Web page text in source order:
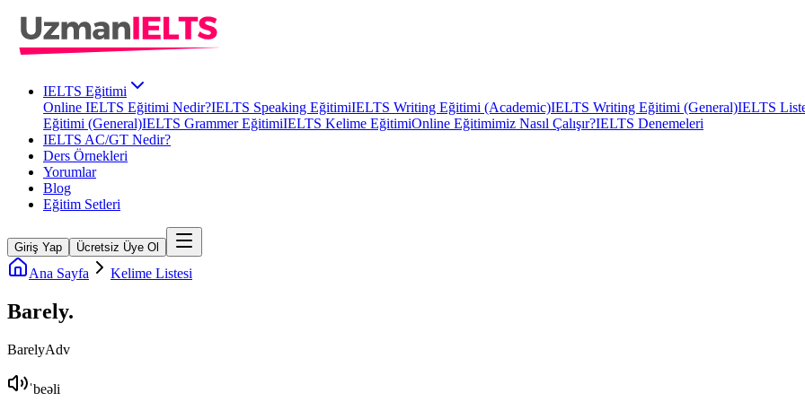
IELTS Eğitimi
Online IELTS Eğitimi Nedir?IELTS Speaking EğitimiIELTS Writing Eğitimi (Academic)IELTS Writing Eğitimi (General)IELTS
Eğitimi (General)IELTS Grammer EğitimiIELTS Kelime EğitimiOnline Eğitimimiz Nasıl Çalışır?IELTS Denemeleri
IELTS AC/GT Nedir?
Ders Örnekleri
Yorumlar
Blog
Eğitim Setleri
Giriş Yap Ücretsiz Üye Ol
Ana Sayfa Kelime Listesi
Barely.
BarelyAdv
ˈbeəli